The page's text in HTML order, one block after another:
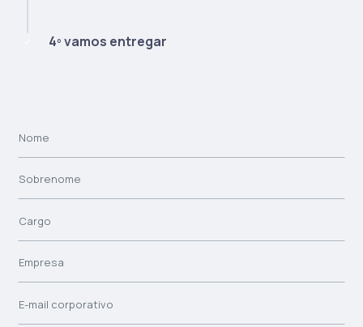
4º vamos entregar